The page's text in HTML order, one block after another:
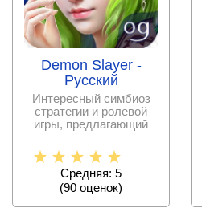
Demon Slayer -
Pусский
Интересный симбиоз
стратегии и ролевой
игры, предлагающий
от
Средняя: 5
(90 оценок)